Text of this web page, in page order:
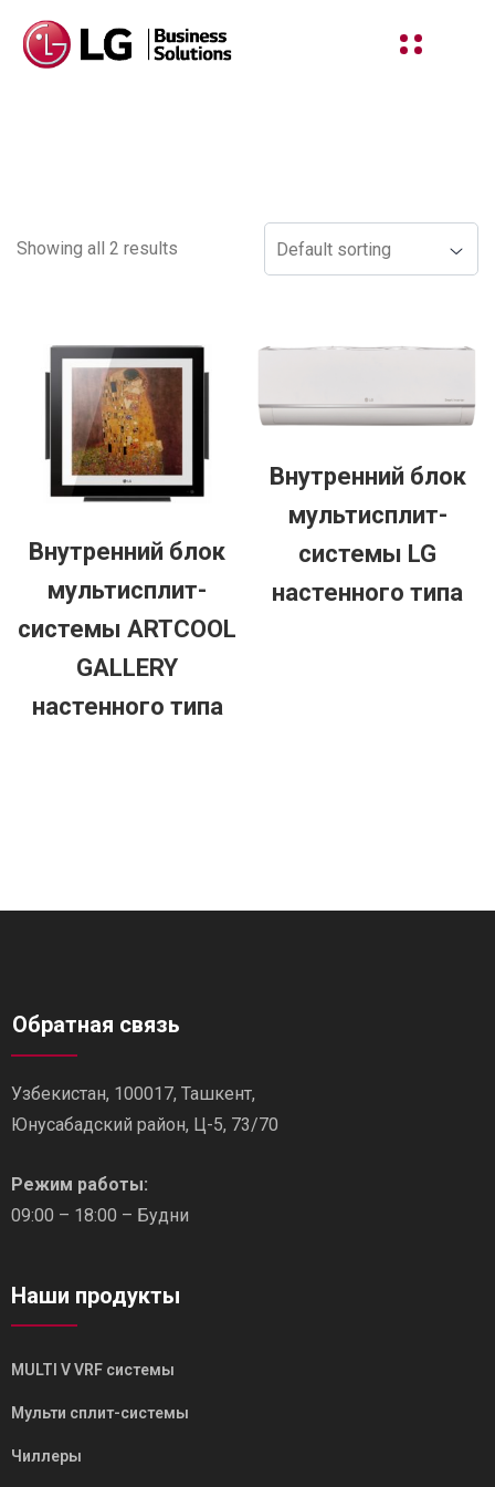
Shop
Showing all 2 results
Внутренний блок
мультисплит-
системы ARTCOOL
GALLERY
настенного типа
Внутренний блок
мультисплит-
системы LG
настенного типа
Обратная связь
Узбекистан, 100017, Ташкент,
Юнусабадский район, Ц-5, 73/70
Режим работы:
09:00 – 18:00 – Будни
Наши продукты
MULTI V VRF системы
Мульти сплит-системы
Чиллеры